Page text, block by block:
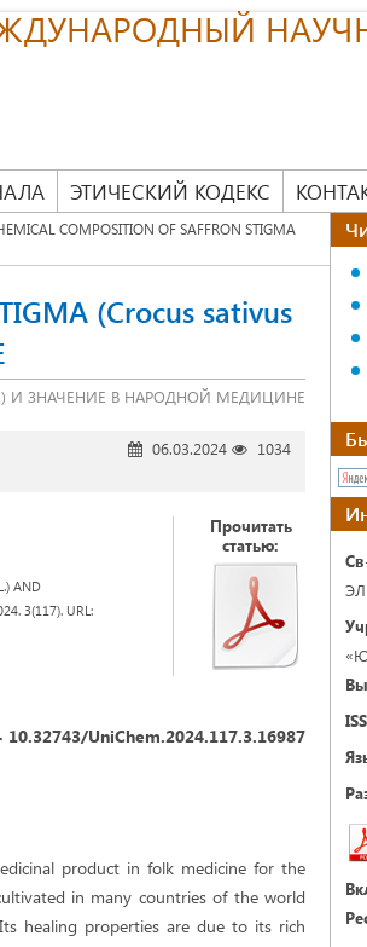
ЭТИЧЕСКИЙ КОДЕКС
COMPOSITION OF SAFFRON STIGMA
(Crocus sativus
И ЗНАЧЕНИЕ В НАРОДНОЙ МЕДИЦИНЕ
06.03.2024
1034
AND
3(117). URL:
Прочитать
статью:
10.32743/UniChem.2024.117.3.16987
product in folk medicine for the
in many countries of the world
healing properties are due to its rich
ЭЛ